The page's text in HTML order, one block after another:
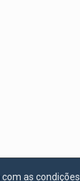
as condições.